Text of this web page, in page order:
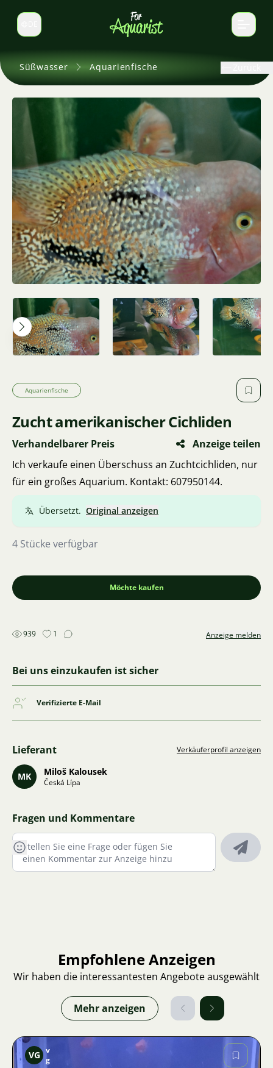
Sprache wechseln
Süßwasser Aquarienfische
Aquarienfische
Zucht amerikanischer Cichliden
Verhandelbarer Preis
Anzeige teilen
Ich verkaufe einen Überschuss an Zuchtcichliden, nur
für ein großes Aquarium. Kontakt: 607950144.
Übersetzt. Original anzeigen
4 Stücke verfügbar
Möchte kaufen
939 1 Anzeige melden
Bei uns einzukaufen ist sicher
Verifizierte E-Mail
Lieferant Verkäuferprofil anzeigen
MK Miloš Kalousek
Česká Lípa
Fragen und Kommentare
Empfohlene Anzeigen
Wir haben die interessantesten Angebote ausgewählt
Mehr anzeigen
VG v
g